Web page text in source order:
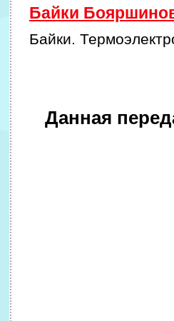
Байки
Байки.
Данная